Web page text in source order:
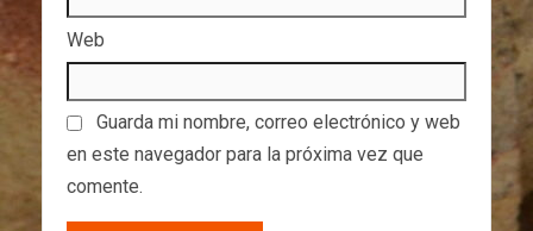
Web
Guarda mi nombre, correo electrónico y web
en este navegador para la próxima vez que
comente.